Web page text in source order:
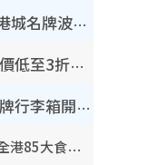
開倉優惠 | 尖沙咀海港城名牌波鞋開倉低至1折！On鞋$899起／Joy&Peace鞋履$98起
CHANEL美妝限時減價低至3折！人氣粉底/唇膏/精華液低至$275！COCO香水都有平
開倉優惠｜尖沙咀名牌行李箱開倉低至4折！一連5日 American Tourister/ace./Hallmark $200起！
【8月生日優惠2026】全港85大食買玩著數攻略 自助餐/火鍋放題同行免費＋誠品/DONKI送現金券